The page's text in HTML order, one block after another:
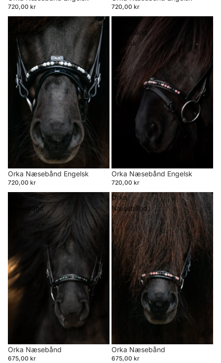
720,00 kr 720,00 kr
Orka
Næsebånd
Engelsk
Orka Næsebånd Engelsk
720,00 kr
Næsebånd
Engelsk
Orka Næsebånd Engelsk
720,00 kr
Næsebånd
Orka Næsebånd
675,00 kr
Orka
Næsebånd
Orka Næsebånd
675,00 kr